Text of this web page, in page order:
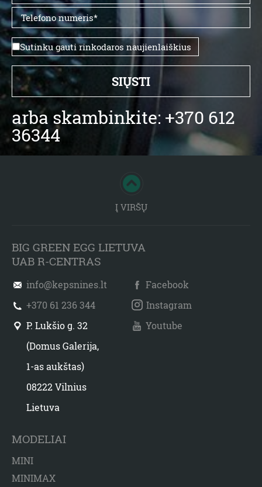
Sutinku gauti rinkodaros naujienlaiškius
arba skambinkite: +370 612
36344
Į VIRŠŲ
BIG GREEN EGG LIETUVA
UAB R-CENTRAS
info@kepsnines.lt
+370 61 236 344
P. Lukšio g. 32
(Domus Galerija,
1-as aukštas)
08222 Vilnius
Lietuva
Facebook
Instagram
Youtube
MODELIAI
MINI
MINIMAX